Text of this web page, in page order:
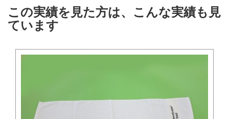
この実績を見た方は、こんな実績も見
ています